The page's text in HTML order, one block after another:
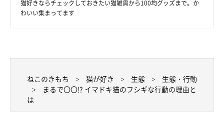
ねこのきもち投稿写真ギャラリー
猫好きならチェックしておきたい猫雑貨から100均グッズまで。か
わいい集まってます
ねこのきもち 猫が好き 生態
生態・行動
まるで〇〇!? イマドキ猫のフシギな行動の理由と
は